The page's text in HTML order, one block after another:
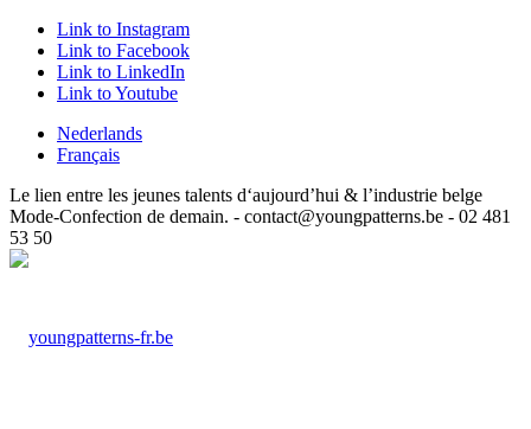
Link to Instagram
Link to Facebook
Link to LinkedIn
Link to Youtube
Nederlands
Français
Le lien entre les jeunes talents d‘aujourd’hui & l’industrie belge
Mode-Confection de demain. - contact@youngpatterns.be - 02 481
53 50